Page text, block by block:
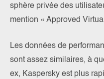
sphère privée des
mention « Approved
Les données de
sont assez similaires, à
ex, Kaspersky est plus